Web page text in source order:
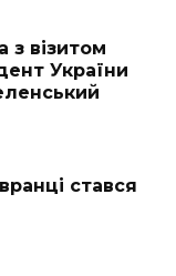
з візитом
України
стався